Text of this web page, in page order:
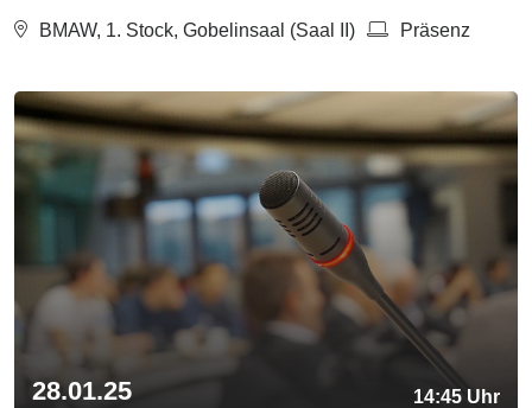
BMAW, 1. Stock, Gobelinsaal (Saal II) Präsenz
28.01.25 14:45 Uhr